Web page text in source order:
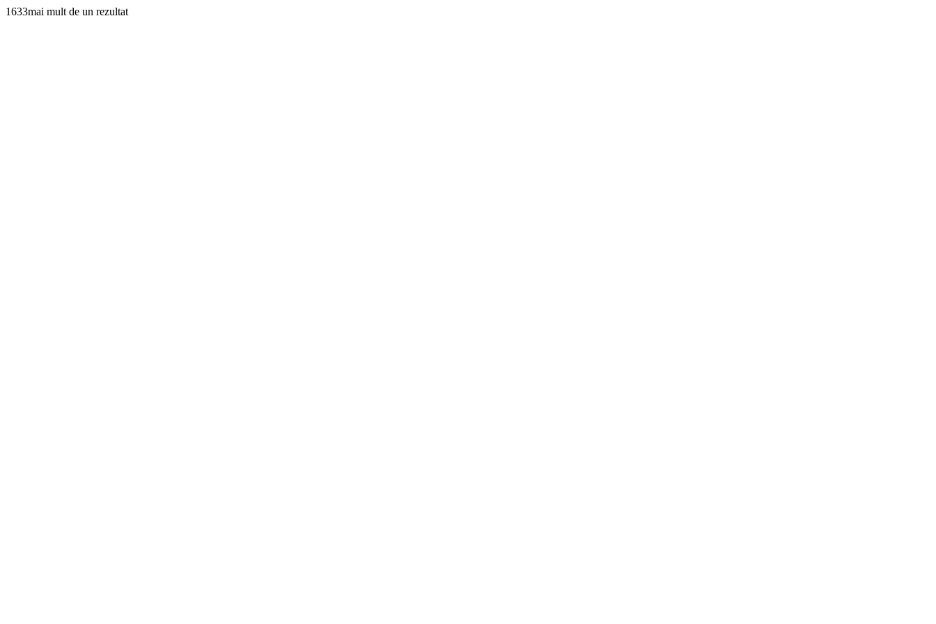
1633mai mult de un rezultat